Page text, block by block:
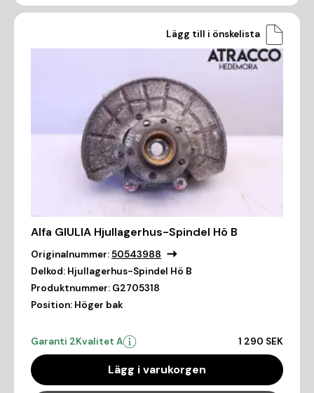
Lägg till i önskelista
Alfa GIULIA Hjullagerhus-Spindel Hö B
Originalnummer:50543988
Delkod: Hjullagerhus-Spindel Hö B
Produktnummer: G2705318
Position: Höger bak
Garanti 2Kvalitet A 1 290 SEK
Lägg i varukorgen